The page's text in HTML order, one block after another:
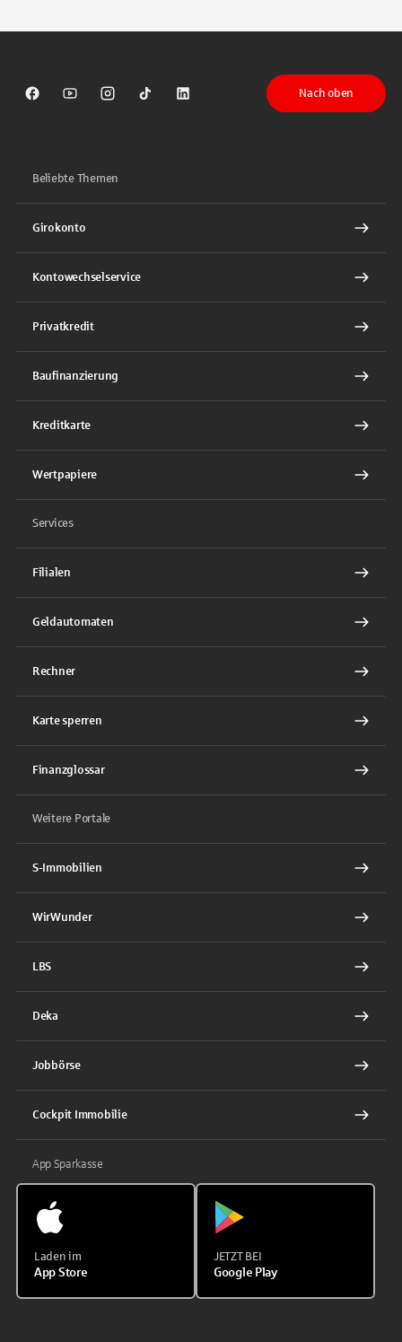
Sparkasse auf Facebook
Sparkasse auf Youtube
Sparkasse auf Instagram
Sparkasse auf TikTok
Sparkasse auf LinkedIn
Nach oben
Beliebte Themen
Girokonto
Kontowechselservice
Privatkredit
Baufinanzierung
Kreditkarte
Wertpapiere
Services
Filialen
Geldautomaten
Rechner
Karte sperren
Finanzglossar
Weitere Portale
S-Immobilien
WirWunder
LBS
Deka
Jobbörse
Cockpit Immobilie
App Sparkasse
Laden im
App Store
JETZT BEI
Google Play